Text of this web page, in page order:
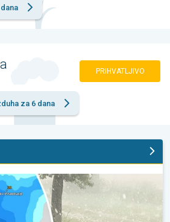
PRIHVATLJIVO
za 6 dana
Nevreme pogodilo naselja. . .